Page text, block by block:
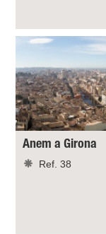
Anem a Girona
Ref. 38